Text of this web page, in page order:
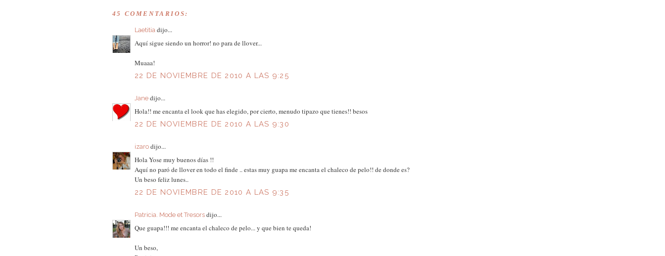
45 COMENTARIOS:
Laetitiadijo...
Aquí sigue siendo un horror! no para de llover...
Muaaa!
22 DE NOVIEMBRE DE 2010 A LAS 9:25
Janedijo...
Hola!! me encanta el look que has elegido, por cierto, menudo tipazo que tienes!! besos
22 DE NOVIEMBRE DE 2010 A LAS 9:30
izarodijo...
Hola Yose muy buenos días !!
Aquí no paró de llover en todo el finde .. estas muy guapa me encanta el chaleco de pelo!! de donde es?
Un beso feliz lunes..
22 DE NOVIEMBRE DE 2010 A LAS 9:35
Patricia. Mode et Tresorsdijo...
Que guapa!!! me encanta el chaleco de pelo... y que bien te queda!
Un beso,